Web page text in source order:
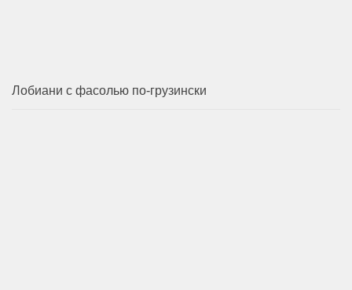
Лобиани с фасолью по-грузински